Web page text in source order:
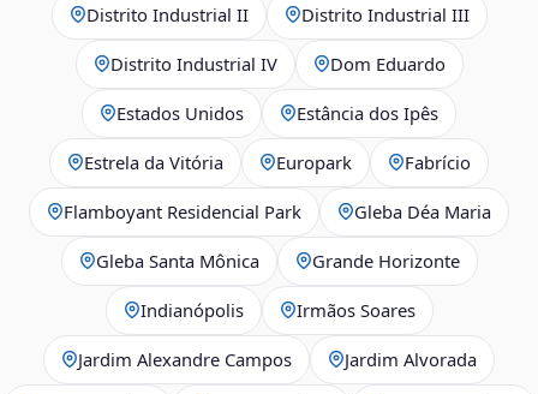
Distrito Industrial II Distrito Industrial III
Distrito Industrial IV Dom Eduardo
Estados Unidos Estância dos Ipês
Estrela da Vitória Europark Fabrício
Flamboyant Residencial Park Gleba Déa Maria
Gleba Santa Mônica Grande Horizonte
Indianópolis Irmãos Soares
Jardim Alexandre Campos Jardim Alvorada